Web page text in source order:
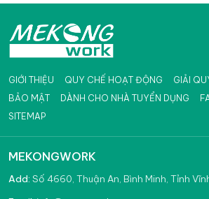
GIỚI THIỆU QUY CHẾ HOẠT ĐỘNG
GIẢI
BẢO MẬT
DÀNH CHO NHÀ TUYỂN DỤNG
SITEMAP
MEKONGWORK
Add: Số 4660, Thuận An, Bình Minh, Tỉnh